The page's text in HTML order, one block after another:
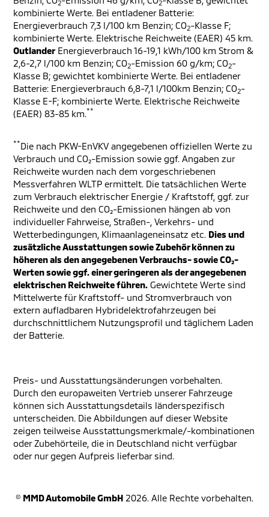
2 2
kombinierte Werte. Bei entladener Batterie:
Energieverbrauch 7,3 l/100 km Benzin; CO2-Klasse F;
kombinierte Werte. Elektrische Reichweite (EAER) 45 km.
Outlander Energieverbrauch 16-19,1 kWh/100 km Strom &
2,6-2,7 l/100 km Benzin; CO2-Emission 60 g/km; CO2-
Klasse B; gewichtet kombinierte Werte. Bei entladener
Batterie: Energieverbrauch 6,8-7,1 l/100km Benzin; CO2-
Klasse E-F; kombinierte Werte. Elektrische Reichweite
(EAER) 83-85 km.**
**Die nach PKW-EnVKV angegebenen offiziellen Werte zu
Verbrauch und CO₂-Emission sowie ggf. Angaben zur
Reichweite wurden nach dem vorgeschriebenen
Messverfahren WLTP ermittelt. Die tatsächlichen Werte
zum Verbrauch elektrischer Energie / Kraftstoff, ggf. zur
Reichweite und den CO₂-Emissionen hängen ab von
individueller Fahrweise, Straßen-, Verkehrs- und
Wetterbedingungen, Klimaanlageneinsatz etc. Dies und
zusätzliche Ausstattungen sowie Zubehör können zu
höheren als den angegebenen Verbrauchs- sowie CO₂-
Werten sowie ggf. einer geringeren als der angegebenen
elektrischen Reichweite führen. Gewichtete Werte sind
Mittelwerte für Kraftstoff- und Stromverbrauch von
extern aufladbaren Hybridelektrofahrzeugen bei
durchschnittlichem Nutzungsprofil und täglichem Laden
der Batterie.
Preis- und Ausstattungsänderungen vorbehalten.
Durch den europaweiten Vertrieb unserer Fahrzeuge
können sich Ausstattungsdetails länderspezifisch
unterscheiden. Die Abbildungen auf dieser Website
zeigen teilweise Ausstattungsmerkmale/-kombinationen
oder Zubehörteile, die in Deutschland nicht verfügbar
oder nur gegen Aufpreis lieferbar sind.
© MMD Automobile GmbH 2026. Alle Rechte vorbehalten.